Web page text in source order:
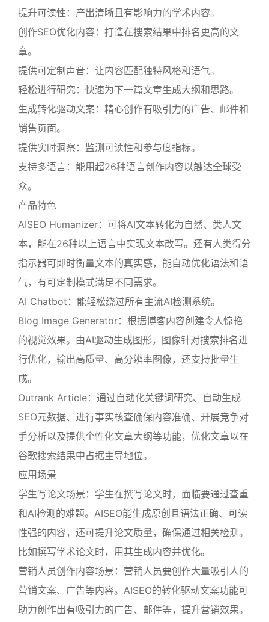
提升可读性：产出清晰且有影响力的学术内容。
创作SEO优化内容：打造在搜索结果中排名更高的文
章。
提供可定制声音：让内容匹配独特风格和语气。
轻松进行研究：快速为下一篇文章生成大纲和思路。
生成转化驱动文案：精心创作有吸引力的广告、邮件和
销售页面。
提供实时洞察：监测可读性和参与度指标。
支持多语言：能用超26种语言创作内容以触达全球受
众。
产品特色
AISEO Humanizer：可将AI文本转化为自然、类人文
本，能在26种以上语言中实现文本改写。还有人类得分
指示器可即时衡量文本的真实感，能自动优化语法和语
气，有可定制模式满足不同需求。
AI Chatbot：能轻松绕过所有主流AI检测系统。
Blog Image Generator：根据博客内容创建令人惊艳
的视觉效果。由AI驱动生成图形，图像针对搜索排名进
行优化，输出高质量、高分辨率图像，还支持批量生
成。
Outrank Article：通过自动化关键词研究、自动生成
SEO元数据、进行事实核查确保内容准确、开展竞争对
手分析以及提供个性化文章大纲等功能，优化文章以在
谷歌搜索结果中占据主导地位。
应用场景
学生写论文场景：学生在撰写论文时，面临要通过查重
和AI检测的难题。AISEO能生成原创且语法正确、可读
性强的内容，还可提升论文质量，确保通过相关检测。
比如撰写学术论文时，用其生成内容并优化。
营销人员创作内容场景：营销人员要创作大量吸引人的
营销文案、广告等内容。AISEO的转化驱动文案功能可
助力创作出有吸引力的广告、邮件等，提升营销效果。